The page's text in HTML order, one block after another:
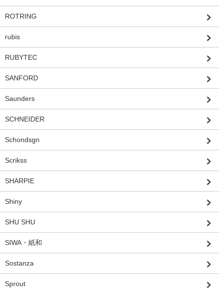
ROTRING
rubis
RUBYTEC
SANFORD
Saunders
SCHNEIDER
Schondsgn
Scrikss
SHARPIE
Shiny
SHU SHU
SIWA・紙和
Sostanza
Sprout